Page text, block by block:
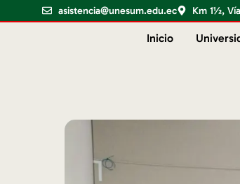
asistencia@unesum.edu.ec Km 1½,
Inicio